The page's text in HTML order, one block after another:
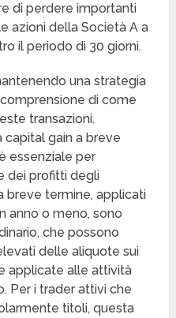
di perdere importanti
azioni della Società A a
il periodo di 30 giorni.
una strategia
di come
transazioni.
capital gain a breve
essenziale per
dei profitti degli
breve termine, applicati
anno o meno, sono
che possono
delle aliquote sui
applicate alle attività
Per i trader attivi che
titoli, questa